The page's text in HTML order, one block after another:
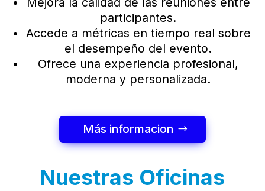
participantes.
Accede a métricas en tiempo real sobre
el desempeño del evento.
Ofrece una experiencia profesional,
moderna y personalizada.
Más informacion
Nuestras Oficinas